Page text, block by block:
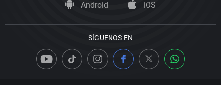
Android iOS
SÍGUENOS EN